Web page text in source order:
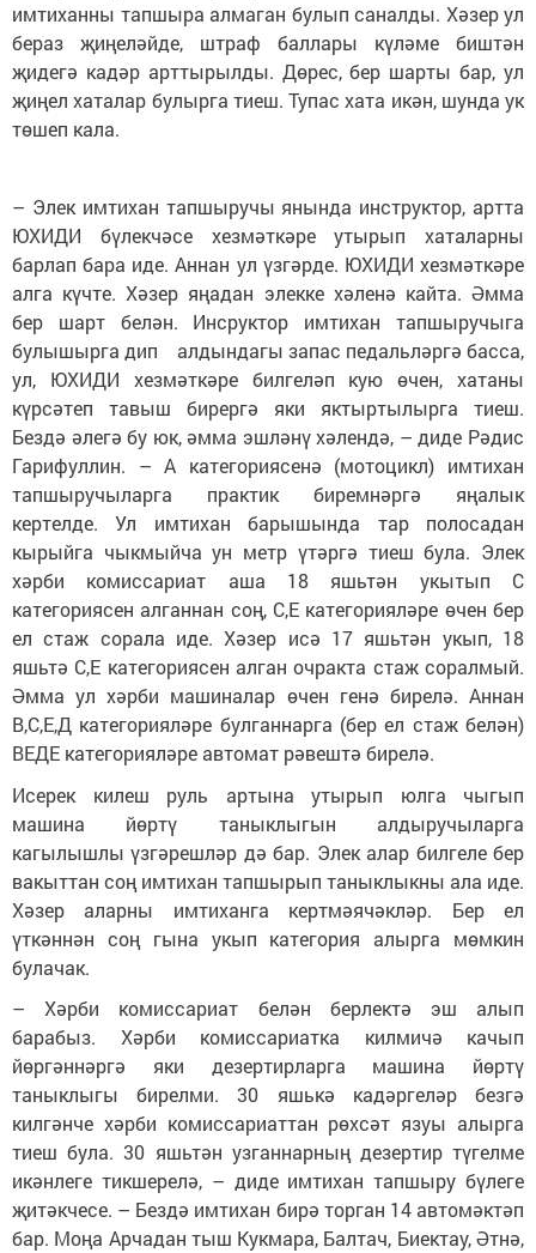
имтиханны тапшыра алмаган булып саналды. Хәзер ул
бераз җиңеләйде, штраф баллары күләме биштән
җидегә кадәр арттырылды. Дөрес, бер шарты бар, ул
җиңел хаталар булырга тиеш. Тупас хата икән, шунда ук
төшеп кала.
– Элек имтихан тапшыручы янында инструктор, артта
ЮХИДИ бүлекчәсе хезмәткәре утырып хаталарны
барлап бара иде. Аннан ул үзгәрде. ЮХИДИ хезмәткәре
алга күчте. Хәзер яңадан элекке хәленә кайта. Әмма
бер шарт белән. Инсруктор имтихан тапшыручыга
булышырга дип алдындагы запас педальләргә басса,
ул, ЮХИДИ хезмәткәре билгеләп кую өчен, хатаны
күрсәтеп тавыш бирергә яки яктыртылырга тиеш.
Бездә әлегә бу юк, әмма эшләнү хәлендә, – диде Рәдис
Гарифуллин. – А категориясенә (мотоцикл) имтихан
тапшыручыларга практик биремнәргә яңалык
кертелде. Ул имтихан барышында тар полосадан
кырыйга чыкмыйча ун метр үтәргә тиеш була. Элек
хәрби комиссариат аша 18 яшьтән укытып С
категориясен алганнан соң, С,Е категорияләре өчен бер
ел стаж сорала иде. Хәзер исә 17 яшьтән укып, 18
яшьтә С,Е категориясен алган очракта стаж соралмый.
Әмма ул хәрби машиналар өчен генә бирелә. Аннан
В,С,Е,Д категорияләре булганнарга (бер ел стаж белән)
ВЕДЕ категорияләре автомат рәвештә бирелә.
Исерек килеш руль артына утырып юлга чыгып
машина йөртү таныклыгын алдыручыларга
кагылышлы үзгәрешләр дә бар. Элек алар билгеле бер
вакыттан соң имтихан тапшырып таныклыкны ала иде.
Хәзер аларны имтиханга кертмәячәкләр. Бер ел
үткәннән соң гына укып категория алырга мөмкин
булачак.
– Хәрби комиссариат белән берлектә эш алып
барабыз. Хәрби комиссариатка килмичә качып
йөргәннәргә яки дезертирларга машина йөртү
таныклыгы бирелми. 30 яшькә кадәргеләр безгә
килгәнче хәрби комиссариаттан рөхсәт язуы алырга
тиеш була. 30 яшьтән узганнарның дезертир түгелме
икәнлеге тикшерелә, – диде имтихан тапшыру бүлеге
җитәкчесе. – Бездә имтихан бирә торган 14 автомәктәп
бар. Моңа Арчадан тыш Кукмара, Балтач, Биектау, Әтнә,